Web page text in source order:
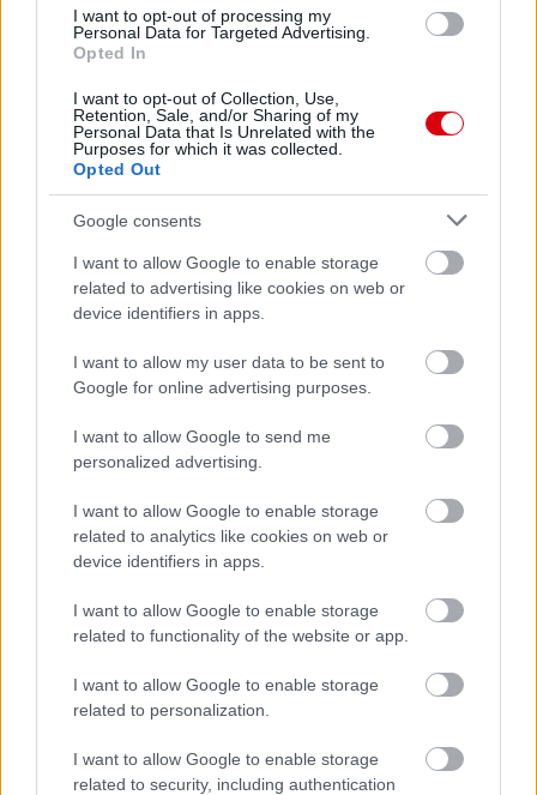
I want to opt-out of processing my
Personal Data for Targeted Advertising.
Opted In
I want to opt-out of Collection, Use,
Retention, Sale, and/or Sharing of my
Personal Data that Is Unrelated with the
Purposes for which it was collected.
Opted Out
Google consents
I want to allow Google to enable storage
related to advertising like cookies on web or
device identifiers in apps.
I want to allow my user data to be sent to
Google for online advertising purposes.
I want to allow Google to send me
personalized advertising.
I want to allow Google to enable storage
related to analytics like cookies on web or
device identifiers in apps.
I want to allow Google to enable storage
related to functionality of the website or app.
I want to allow Google to enable storage
related to personalization.
I want to allow Google to enable storage
related to security, including authentication
Meccs Center
Paris Saint-Germain
Manchester United
Nya Ullevi, Göteborg
2026-08-08 17:00
1 nap 10 óra 34 perc 14 másodperc
Manchester United
AC MilanvsManchester United2026-08-15 18:00
ELŐZŐ MÉRKŐZÉSEK
Támogatás